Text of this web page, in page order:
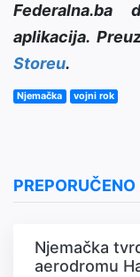
aplikacija.
Storeu.
Njemačka vojni rok
PREPORUČENO
Njemačka
aerodromu